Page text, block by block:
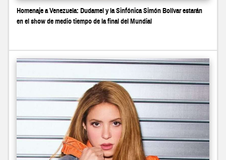
Homenaje a Venezuela: Dudamel y la Sinfónica Simón Bolívar estarán
en el show de medio tiempo de la final del Mundial